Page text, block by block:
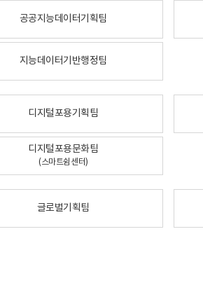
공공지능데이터기획팀
지능데이터기반행정팀
디지털포용기획팀
디지털포용문화팀
(스마트쉼센터)
글로벌기획팀